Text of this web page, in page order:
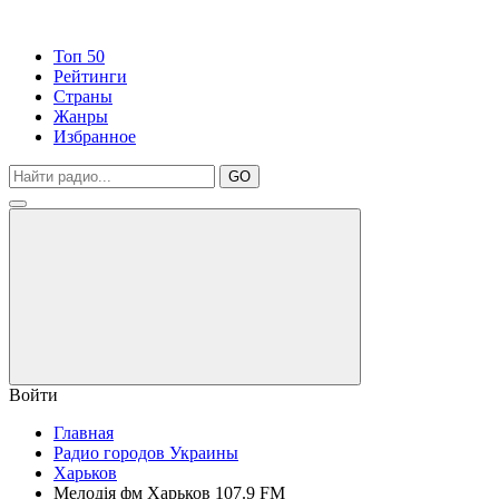
Топ 50
Рейтинги
Страны
Жанры
Избранное
GO
Войти
Главная
Радио городов Украины
Харьков
Мелодія фм Харьков 107.9 FM